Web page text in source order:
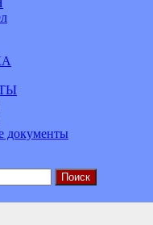
документы